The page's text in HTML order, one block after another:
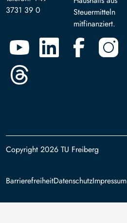
3731 39 0
Steuermitteln
mitfinanziert.
Copyright 2026 TU Freiberg
Footer
BarrierefreiheitDatenschutzImpressum